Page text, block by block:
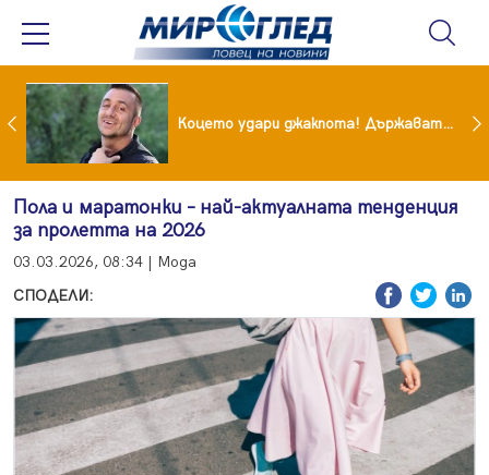
Тишина преди бурята! Защо Саня Армутлиева продължава да мълчи за раздялата с Дара? Коцето удари джакпота! Държавата му плаща 95 000 евро
Пола и маратонки – най-актуалната тенденция
за пролетта на 2026
03.03.2026, 08:34 | Мода
СПОДЕЛИ: